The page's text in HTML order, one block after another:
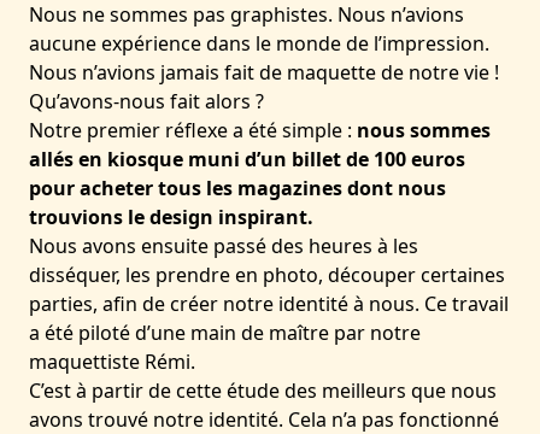
Nous ne sommes pas graphistes. Nous n’avions
aucune expérience dans le monde de l’impression.
Nous n’avions jamais fait de maquette de notre vie !
Qu’avons-nous fait alors ?
Notre premier réflexe a été simple : nous sommes
allés en kiosque muni d’un billet de 100 euros
pour acheter tous les magazines dont nous
trouvions le design inspirant.
Nous avons ensuite passé des heures à les
disséquer, les prendre en photo, découper certaines
parties, afin de créer notre identité à nous. Ce travail
a été piloté d’une main de maître par notre
maquettiste Rémi.
C’est à partir de cette étude des meilleurs que nous
avons trouvé notre identité. Cela n’a pas fonctionné